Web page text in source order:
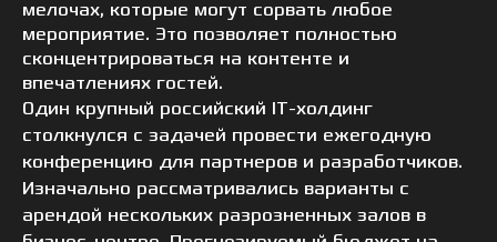
мелочах, которые могут сорвать любое
мероприятие. Это позволяет полностью
сконцентрироваться на контенте и
впечатлениях гостей.
Один крупный российский IT-холдинг
столкнулся с задачей провести ежегодную
конференцию для партнеров и разработчиков.
Изначально рассматривались варианты с
арендой нескольких разрозненных залов в